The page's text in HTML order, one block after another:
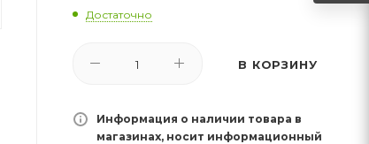
Достаточно
В КОРЗИНУ
Информация о наличии товара в
магазинах, носит информационный